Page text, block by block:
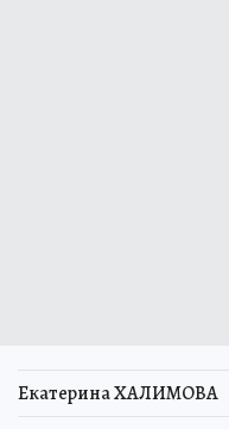
Екатерина ХАЛИМОВА